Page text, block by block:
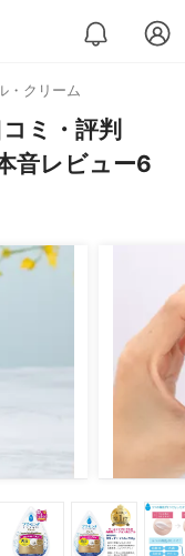
・クリーム
ミ・評判
音レビュー6